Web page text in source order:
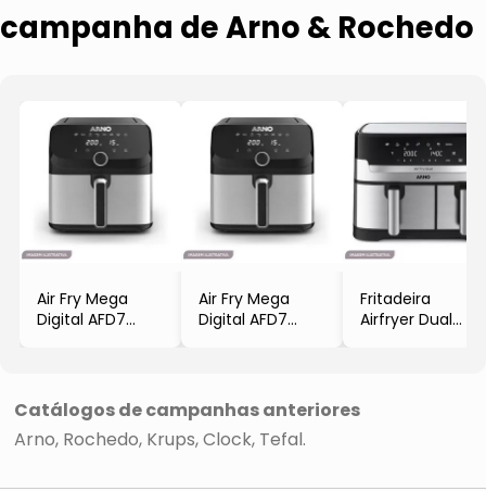
campanha de Arno & Rochedo
Air Fry Mega
Digital AFD7
- 1700W
- Arno
Air Fry Mega
Digital AFD7
- 1700W
- Arno
Fritadeira
Airfryer Dual
- 127V
Catálogos de campanhas anteriores
Arno Rochedo Krups Clock Tefal